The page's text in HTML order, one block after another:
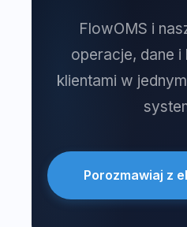
FlowOMS i
operacje, dane i
klientami w
Porozmawiaj z